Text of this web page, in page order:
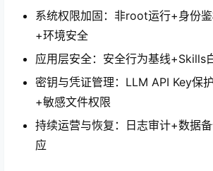
系统权限加固：非root运行+身份
+环境安全
应用层安全：安全行为基线+Skills
密钥与凭证管理：LLM API Key保
+敏感文件权限
持续运营与恢复：日志审计+数据
应